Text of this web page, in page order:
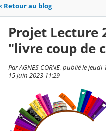
‹ Retour au blog
Projet Lecture
"livre coup de
Par AGNES CORNE, publié le
15 juin 2023 11:29